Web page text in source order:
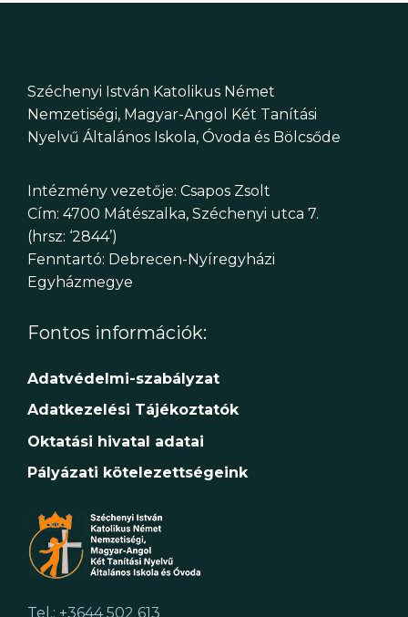
Széchenyi István Katolikus Német
Nemzetiségi, Magyar-Angol Két Tanítási
Nyelvű Általános Iskola, Óvoda és Bölcsőde
Intézmény vezetője: Csapos Zsolt
Cím: 4700 Mátészalka, Széchenyi utca 7.
(hrsz: ‘2844’)
Fenntartó: Debrecen-Nyíregyházi
Egyházmegye
Fontos információk:
Adatvédelmi-szabályzat
Adatkezelési Tájékoztatók
Oktatási hivatal adatai
Pályázati kötelezettségeink
Tel.: +3644 502 613